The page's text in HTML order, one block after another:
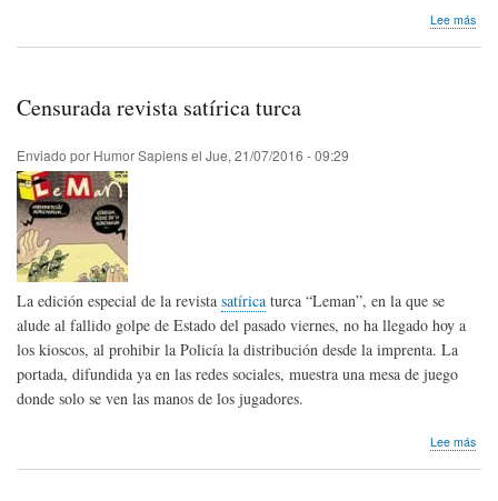
Lee más
Censurada revista satírica turca
Enviado por Humor Sapiensel Jue, 21/07/2016 - 09:29
La edición especial de la revista satírica turca “Leman”, en la que se
alude al fallido golpe de Estado del pasado viernes, no ha llegado hoy a
los kioscos, al prohibir la Policía la distribución desde la imprenta. La
portada, difundida ya en las redes sociales, muestra una mesa de juego
donde solo se ven las manos de los jugadores.
Lee más